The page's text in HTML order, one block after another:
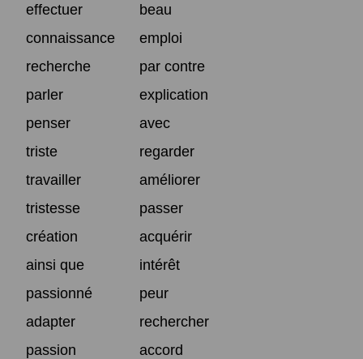
effectuer
beau
connaissance
emploi
recherche
par contre
parler
explication
penser
avec
triste
regarder
travailler
améliorer
tristesse
passer
création
acquérir
ainsi que
intérêt
passionné
peur
adapter
rechercher
passion
accord